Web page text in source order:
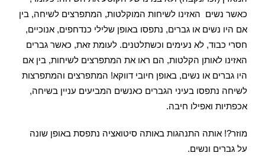
כאשר נשים האזינו לשיחות המוקלטות, המתפרצים לשיחה, בין
אם היו נשים או גברים, נתפסו באופן שלילי כנדחפים, אנוכיים,
חסרי כבוד, לא נעימים וכשתלטנים. לעומת זאת, כאשר גברים
האזינו לאותן הקלטות, הם ראו את המתפרצים לשיחות, בין אם
היו גברים או נשים, באופן חיובי דווקא! המתפרצים והמתפרצות
לשיחה נתפסו בעיני הגברים כאנשים המביעים עניין בשיחה,
אכפתיות ואפילו חיבה.
מוזר?! אותה התנהגות באותה סיטואציה נתפסת באופן שונה
על גברים ונשים.